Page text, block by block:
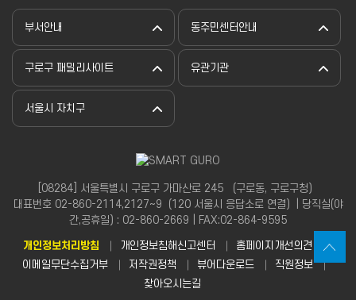
부서안내 동주민센터안내
구로구 패밀리사이트 유관기관
서울시 자치구
[08284] 서울특별시 구로구 가마산로 245 （구로동, 구로구청）
대표번호 02-860-2114,2127~9（120 서울시 응답소로 연결）| 당직실(야
간,공휴일) : 02-860-2669 | FAX:02-864-9595
개인정보처리방침 개인정보침해신고센터
홈페이지개선의견
이메일무단수집거부
저작권정책 뷰어다운로드
직원정보
찾아오시는길